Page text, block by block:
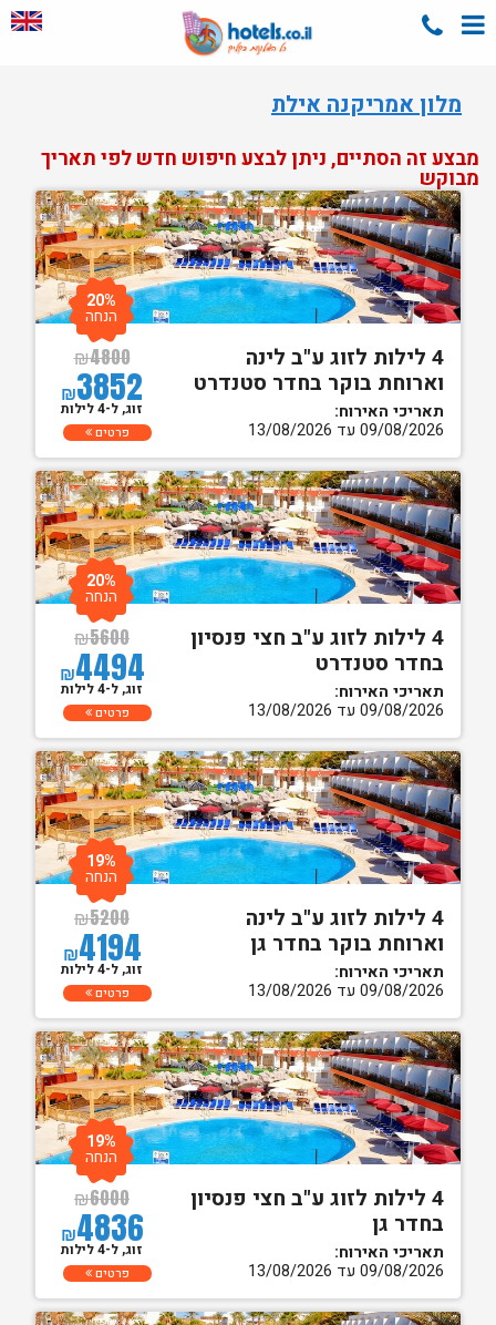
מלון אמריקנה אילת
מבצע זה הסתיים, ניתן לבצע חיפוש חדש לפי תאריך
מבוקש
4 לילות לזוג ע"ב לינה
וארוחת בוקר בחדר סטנדרט
תאריכי האירוח:
09/08/2026 עד 13/08/2026
₪4800
₪3852
20%
הנחה
זוג, ל-4 לילות
פרטים
4 לילות לזוג ע"ב חצי פנסיון
בחדר סטנדרט
תאריכי האירוח:
09/08/2026 עד 13/08/2026
₪5600
₪4494
20%
הנחה
זוג, ל-4 לילות
פרטים
4 לילות לזוג ע"ב לינה
וארוחת בוקר בחדר גן
תאריכי האירוח:
09/08/2026 עד 13/08/2026
₪5200
₪4194
19%
הנחה
זוג, ל-4 לילות
פרטים
4 לילות לזוג ע"ב חצי פנסיון
בחדר גן
תאריכי האירוח:
09/08/2026 עד 13/08/2026
₪6000
₪4836
19%
הנחה
זוג, ל-4 לילות
פרטים